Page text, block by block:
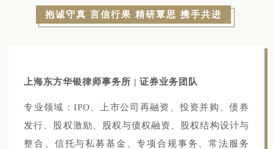
抱诚守真 言信行果 精研覃思 携手共进
上海东方华银律师事务所 | 证券业务团队
专业领域：IPO、上市公司再融资、投资并购、债券
发行、股权激励、股权与债权融资、股权结构设计与
整合、信托与私募基金、专项合规事务、常法服务